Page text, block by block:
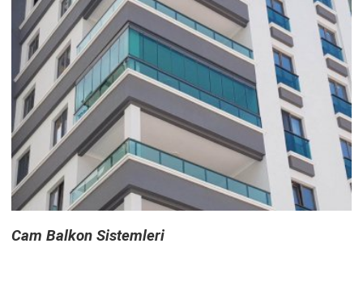
Cam Balkon Sistemleri